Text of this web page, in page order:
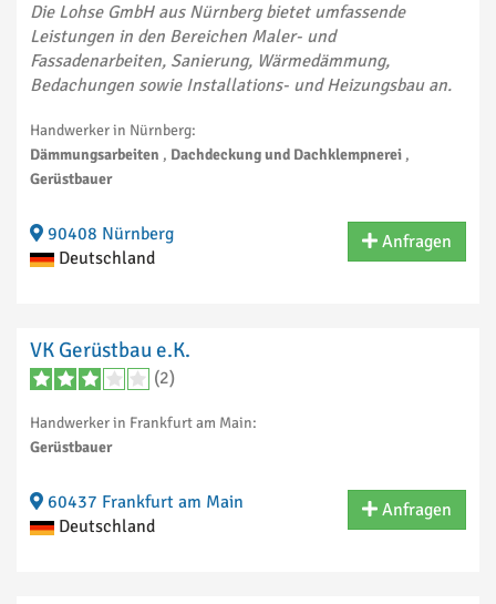
Die Lohse GmbH aus Nürnberg bietet umfassende
Leistungen in den Bereichen Maler- und
Fassadenarbeiten, Sanierung, Wärmedämmung,
Bedachungen sowie Installations- und Heizungsbau an.
Handwerker in Nürnberg:
Dämmungsarbeiten , Dachdeckung und Dachklempnerei ,
Gerüstbauer
90408 Nürnberg
Deutschland
Anfragen
VK Gerüstbau e.K.
(2)
Handwerker in Frankfurt am Main:
Gerüstbauer
60437 Frankfurt am Main
Deutschland
Anfragen